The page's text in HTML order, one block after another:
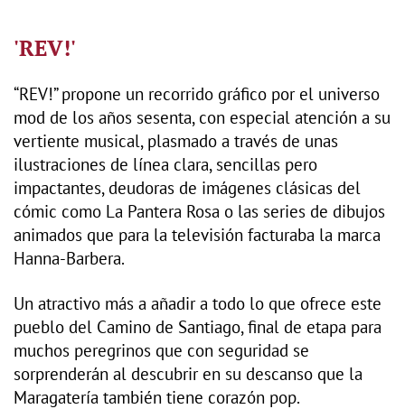
'REV!'
“REV!” propone un recorrido gráfico por el universo
mod de los años sesenta, con especial atención a su
vertiente musical, plasmado a través de unas
ilustraciones de línea clara, sencillas pero
impactantes, deudoras de imágenes clásicas del
cómic como La Pantera Rosa o las series de dibujos
animados que para la televisión facturaba la marca
Hanna-Barbera.
Un atractivo más a añadir a todo lo que ofrece este
pueblo del Camino de Santiago, final de etapa para
muchos peregrinos que con seguridad se
sorprenderán al descubrir en su descanso que la
Maragatería también tiene corazón pop.